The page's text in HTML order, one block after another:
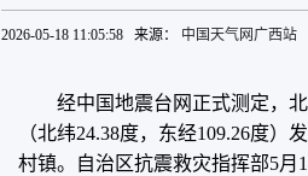
2026-05-18 11:05:58 来源： 中国天气网广西站
经中国地震台网正式测定，
（北纬24.38度，东经109.26度
村镇。自治区抗震救灾指挥部5月